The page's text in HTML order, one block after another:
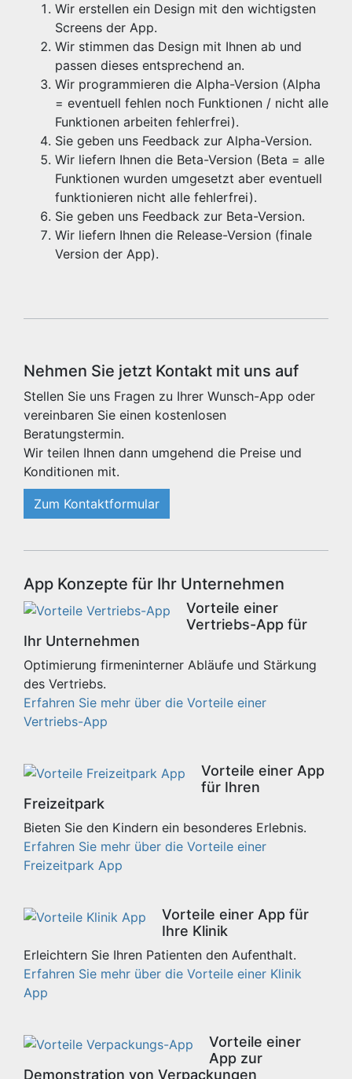
Wir erstellen ein Design mit den wichtigsten
Screens der App.
Wir stimmen das Design mit Ihnen ab und
passen dieses entsprechend an.
Wir programmieren die Alpha-Version (Alpha
= eventuell fehlen noch Funktionen / nicht alle
Funktionen arbeiten fehlerfrei).
Sie geben uns Feedback zur Alpha-Version.
Wir liefern Ihnen die Beta-Version (Beta = alle
Funktionen wurden umgesetzt aber eventuell
funktionieren nicht alle fehlerfrei).
Sie geben uns Feedback zur Beta-Version.
Wir liefern Ihnen die Release-Version (finale
Version der App).
Nehmen Sie jetzt Kontakt mit uns auf
Stellen Sie uns Fragen zu Ihrer Wunsch-App oder
vereinbaren Sie einen kostenlosen
Beratungstermin.
Wir teilen Ihnen dann umgehend die Preise und
Konditionen mit.
Zum Kontaktformular
App Konzepte für Ihr Unternehmen
Vorteile einer
Vertriebs-App für
Ihr Unternehmen
Optimierung firmeninterner Abläufe und Stärkung
des Vertriebs.
Erfahren Sie mehr über die Vorteile einer
Vertriebs-App
Vorteile einer App
für Ihren
Freizeitpark
Bieten Sie den Kindern ein besonderes Erlebnis.
Erfahren Sie mehr über die Vorteile einer
Freizeitpark App
Vorteile einer App für
Ihre Klinik
Erleichtern Sie Ihren Patienten den Aufenthalt.
Erfahren Sie mehr über die Vorteile einer Klinik
App
Vorteile einer
App zur
Demonstration von Verpackungen